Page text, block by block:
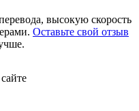
высокую скорость
Оставьте свой отзыв